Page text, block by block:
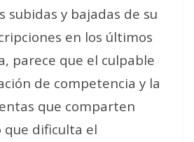
y bajadas de su
en los últimos
parece que el culpable
de competencia y la
que comparten
que dificulta el